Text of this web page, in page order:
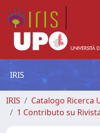
IRIS
IRIS
Catalogo Ricerca
1 Contributo su